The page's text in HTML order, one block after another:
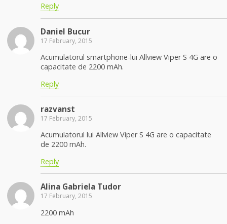
Reply
Daniel Bucur
17 February, 2015
Acumulatorul smartphone-lui Allview Viper S 4G are o
capacitate de 2200 mAh.
Reply
razvanst
17 February, 2015
Acumulatorul lui Allview Viper S 4G are o capacitate
de 2200 mAh.
Reply
Alina Gabriela Tudor
17 February, 2015
2200 mAh